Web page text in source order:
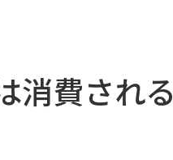
消費される